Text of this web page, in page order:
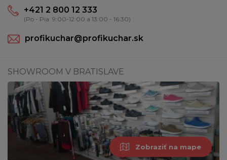
+421 2 800 12 333
(Po - Pia: 9:00-12:00 a 13:00 - 16:30)
profikuchar@profikuchar.sk
SHOWROOM V BRATISLAVE
Zobraziť na mape